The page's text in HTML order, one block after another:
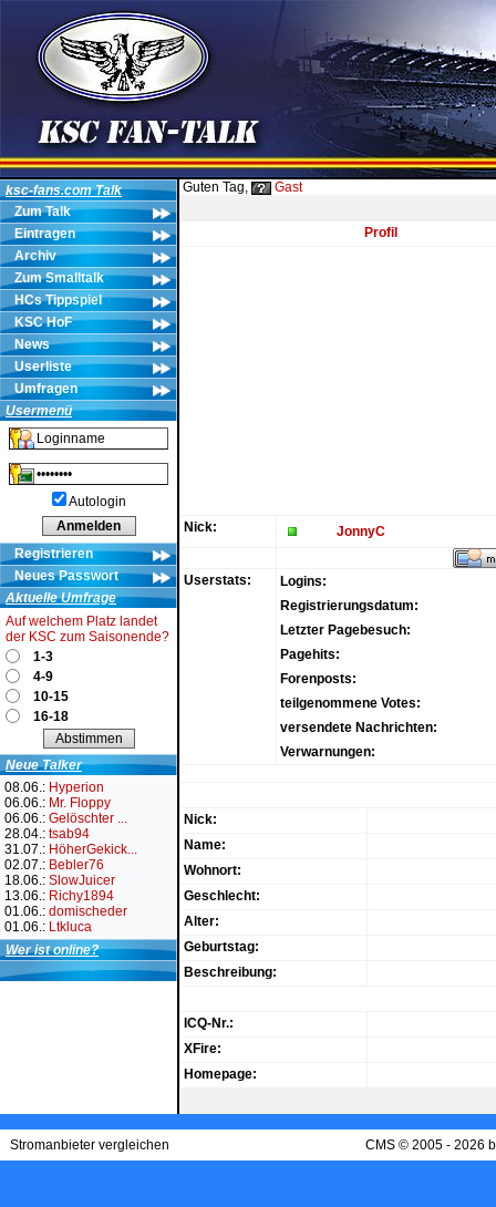
ksc-fans.com Talk
Zum Talk
Eintragen
Archiv
Zum Smalltalk
HCs Tippspiel
KSC HoF
News
Userliste
Umfragen
Usermenü
Autologin
Registrieren
Neues Passwort
Aktuelle Umfrage
Auf welchem Platz landet
der KSC zum Saisonende?
1-3
4-9
10-15
16-18
Neue Talker
08.06.: Hyperion
06.06.: Mr. Floppy
06.06.: Gelöschter ...
28.04.: tsab94
31.07.: HöherGekick...
02.07.: Bebler76
18.06.: SlowJuicer
13.06.: Richy1894
01.06.: domischeder
01.06.: Ltkluca
Wer ist online?
Guten Tag, Gast
Profil
Nick: JonnyC
Userstats:
Logins:
Registrierungsdatum:
Letzter Pagebesuch:
Pagehits:
Forenposts:
teilgenommene Votes:
versendete Nachrichten:
Verwarnungen:
Nick:
Name:
Wohnort:
Geschlecht:
Alter:
Geburtstag:
Beschreibung:
ICQ-Nr.:
XFire:
Homepage:
Stromanbieter vergleichen CMS © 2005 - 2026